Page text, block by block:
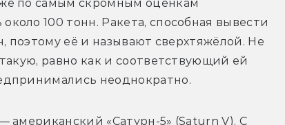
по самым скромным оценкам
100 тонн. Ракета, способная вывести
поэтому её и называют сверхтяжёлой. Не
равно как и соответствующий ей
неоднократно.
американский «Сатурн-5» (Saturn V). С